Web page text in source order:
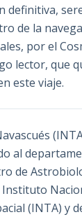
definitiva,
de la
por el
lector, que
este viaje.
al
de
(INTA) y